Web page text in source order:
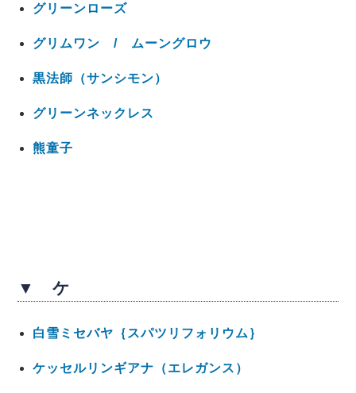
グリーンローズ
グリムワン / ムーングロウ
黒法師（サンシモン）
グリーンネックレス
熊童子
▼ ケ
白雪ミセバヤ｛スパツリフォリウム｝
ケッセルリンギアナ（エレガンス）